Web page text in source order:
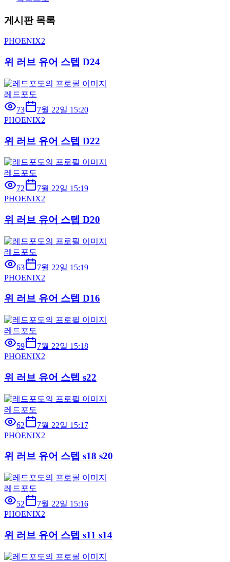
게시판 목록
PHOENIX2
위 러브 유어 스텝 D24
레드포도
73
7월 22일 15:20
PHOENIX2
위 러브 유어 스텝 D22
레드포도
72
7월 22일 15:19
PHOENIX2
위 러브 유어 스텝 D20
레드포도
63
7월 22일 15:19
PHOENIX2
위 러브 유어 스텝 D16
레드포도
59
7월 22일 15:18
PHOENIX2
위 러브 유어 스텝 s22
레드포도
62
7월 22일 15:17
PHOENIX2
위 러브 유어 스텝 s18 s20
레드포도
52
7월 22일 15:16
PHOENIX2
위 러브 유어 스텝 s11 s14